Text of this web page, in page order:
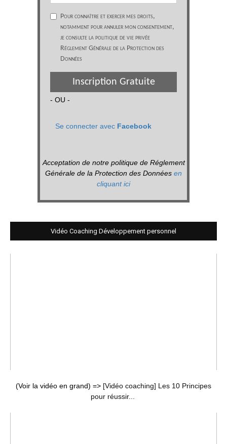
Pour connaître et exercer mes droits,
notamment pour annuler mon consentement,
je consulte la politique de vie privée
Réglement Générale de la Protection des
Données
Inscription Gratuite
- OU -
Se connecter avec Facebook
Acceptation de notre politique de Réglement
Générale de la Protection des Données en
cliquant ici
Vidéo Coaching Développement personnel
(Voir la vidéo en grand) => [Vidéo coaching] Les 10 Principes
pour réussir...